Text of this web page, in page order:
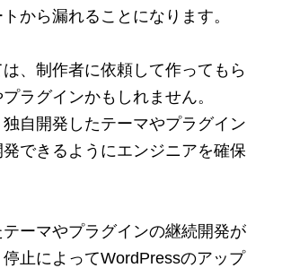
から漏れることになります。
、制作者に依頼して作ってもら
ラグインかもしれません。
自開発したテーマやプラグイン
できるようにエンジニアを確保
ーマやプラグインの継続開発が
止によってWordPressのアップ